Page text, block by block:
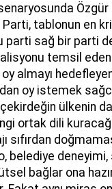
Özgür
Parti, tablonun en
parti sağ bir parti
temsil
almayı
oy istemek
ülkenin
ortak dili
sıfırdan
belediye
bağlar ona